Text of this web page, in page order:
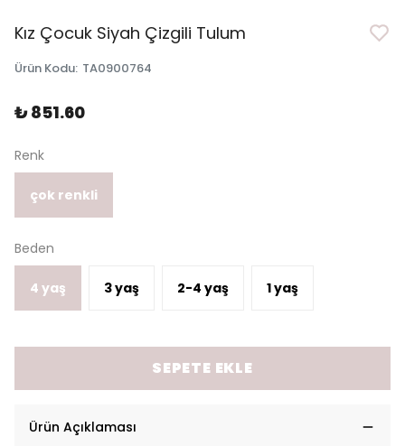
Kız Çocuk Siyah Çizgili Tulum
Ürün Kodu: TA0900764
₺ 851.60
Renk
çok renkli
Beden
4 yaş 3 yaş 2-4 yaş 1 yaş
SEPETE EKLE
Ürün Açıklaması